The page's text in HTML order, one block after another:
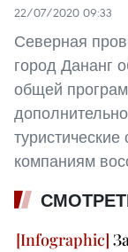
22/07/2020 09:33
Северная
город Дананг
общей
компаниям